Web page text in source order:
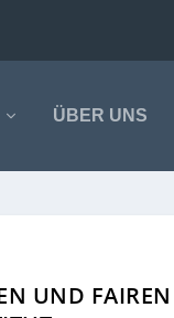
ÜBER UNS
UND FAIREN